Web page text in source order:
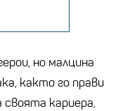
но малцина
както го прави
своята кариера,